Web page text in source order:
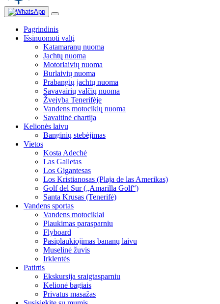
Pagrindinis
Išsinuomoti valtį
Katamaranų nuoma
Jachtų nuoma
Motorlaivių nuoma
Burlaivių nuoma
Prabangių jachtų nuoma
Savavairių valčių nuoma
Žvejyba Tenerifėje
Vandens motociklų nuoma
Savaitinė chartija
Kelionės laivu
Banginių stebėjimas
Vietos
Kosta Adechė
Las Galletas
Los Gigantesas
Los Kristianosas (Plaja de las Amerikas)
Golf del Sur („Amarilla Golf“)
Santa Krusas (Tenerifė)
Vandens sportas
Vandens motociklai
Plaukimas parasparniu
Flyboard
Pasiplaukiojimas bananų laivu
Muselinė žuvis
Irklentės
Patirtis
Ekskursija sraigtasparniu
Kelionė bagiais
Privatus masažas